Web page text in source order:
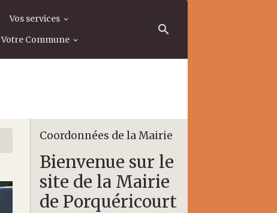
Vos services
Votre Commune
Coordonnées de la Mairie
Bienvenue sur le
site de la Mairie
de Porquéricourt